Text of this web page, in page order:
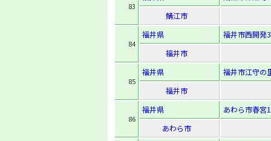
83
鯖江市
84
福井県
福井市西開発
福井市
85
福井県
福井市江守の
福井市
86
福井県
あわら市春宮
あわら市